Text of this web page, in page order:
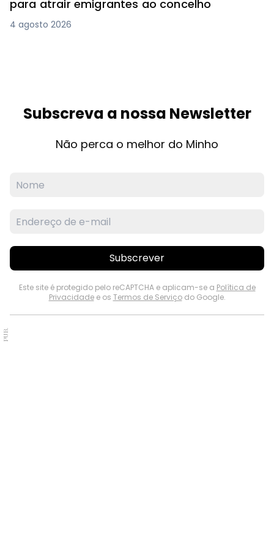
para atrair emigrantes ao concelho
4 agosto 2026
Subscreva a nossa Newsletter
Não perca o melhor do Minho
Subscrever
Este site é protegido pelo reCAPTCHA e aplicam-se a Política de
Privacidadee os Termos de Serviçodo Google.
PUB.